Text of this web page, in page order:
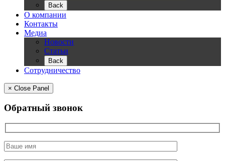
Back
О компании
Контакты
Медиа
Новости
Статьи
Back
Сотрудничество
× Close Panel
Обратный звонок